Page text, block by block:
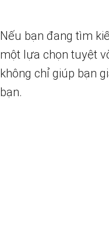
Nếu bạn đang tìm
một lựa chọn tuyệt
không chỉ giúp bạn
bạn.